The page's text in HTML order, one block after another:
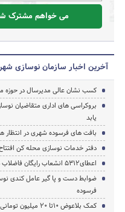
می خواهم مشترک
آخرین اخبار سازمان نوسازی
کسب نشان عالی مدیرسال در حوزه
بروکراسی های اداری متقاضیان
یابد
بافت های فرسوده شهری در انتظار
دفتر خدمات نوسازی محله کن
اعطای5312 انشعاب رایگان فاضلاب در بافت فرسوده
ضوابط دست و پا گیر عامل کندی
فرسوده
کمک بلاعوض 10تا 20